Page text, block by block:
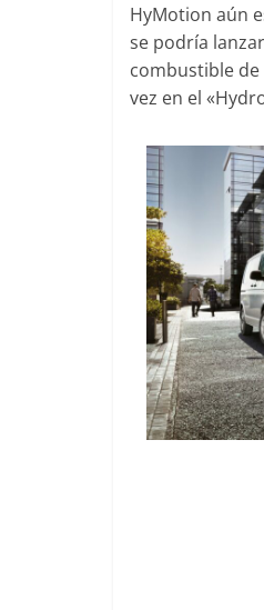
HyMotion aún
se podría
combustible
vez en el